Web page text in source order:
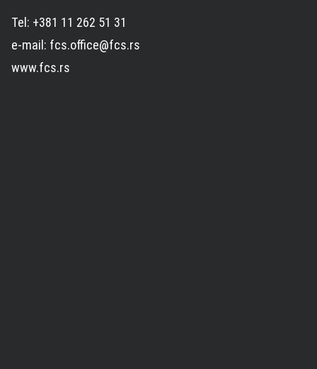
Tel: +381 11 262 51 31
e-mail: fcs.office@fcs.rs
www.fcs.rs